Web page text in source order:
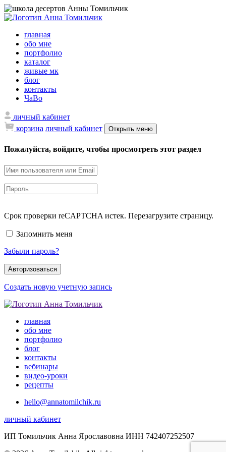
главная
обо мне
портфолио
каталог
живые мк
блог
контакты
ЧаВо
личный кабинет
корзина личный кабинет Открыть меню
Пожалуйста, войдите, чтобы просмотреть этот раздел
Срок проверки reCAPTCHA истек. Перезагрузите страницу.
Запомнить меня
Забыли пароль?
Создать новую учетную запись
главная
обо мне
портфолио
блог
контакты
вебинары
видео-уроки
рецепты
hello@annatomilchik.ru
личный кабинет
ИП Томильчик Анна Ярославовна ИНН 742407252507